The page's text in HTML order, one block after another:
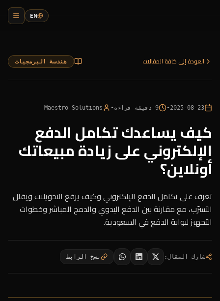
EN
العودة إلى كافة المقالات هندسة البرمجيات
2025-08-23
•
9 دقيقة قراءة•
Maestro Solutions
كيف يساعدك تكامل الدفع
الإلكتروني على زيادة مبيعاتك
أونلاين؟
تعرف على تكامل الدفع الإلكتروني وكيف يرفع التحويلات ويقلل
التسرّب، مع مقارنة بين الدفع اليدوي والدمج المباشر وخطوات
التجهيز لبوابة الدفع في السعودية.
شارك المقال: نسخ الرابط